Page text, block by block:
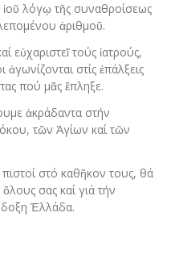
ἰοῦ λόγῳ τῆς συναθροίσεως
ἀριθμοῦ.
εὐχαριστεῖ τούς ἰατρούς,
στίς ἐπάλξεις
πού μᾶς ἔπληξε.
ἀκράδαντα στήν
τῶν Ἁγίων καί τῶν
στό καθῆκον τους, θά
σας καί γιά τήν
Ἑλλάδα.